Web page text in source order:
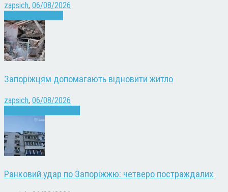
zapsich, 06/08/2026
Запоріжцям допомагають відновити житло
zapsich, 06/08/2026
Ранковий удар по Запоріжжю: четверо постраждалих